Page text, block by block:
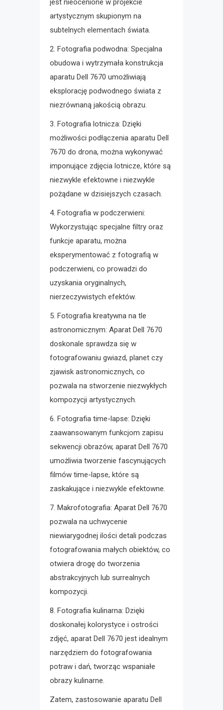
jest nieocenione w projekcie
artystycznym skupionym na
subtelnych elementach świata.
2. Fotografia podwodna: Specjalna
obudowa i wytrzymała konstrukcja
aparatu Dell 7670 umożliwiają
eksplorację podwodnego świata z
niezrównaną jakością obrazu.
3. Fotografia lotnicza: Dzięki
możliwości podłączenia aparatu Dell
7670 do drona, można wykonywać
imponujące zdjęcia lotnicze, które są
niezwykle efektowne i niezwykle
pożądane w dzisiejszych czasach.
4. Fotografia w podczerwieni:
Wykorzystując specjalne filtry oraz
funkcje aparatu, można
eksperymentować z fotografią w
podczerwieni, co prowadzi do
uzyskania oryginalnych,
nierzeczywistych efektów.
5. Fotografia kreatywna na tle
astronomicznym: Aparat Dell 7670
doskonale sprawdza się w
fotografowaniu gwiazd, planet czy
zjawisk astronomicznych, co
pozwala na stworzenie niezwykłych
kompozycji artystycznych.
6. Fotografia time-lapse: Dzięki
zaawansowanym funkcjom zapisu
sekwencji obrazów, aparat Dell 7670
umożliwia tworzenie fascynujących
filmów time-lapse, które są
zaskakujące i niezwykle efektowne.
7. Makrofotografia: Aparat Dell 7670
pozwala na uchwycenie
niewiarygodnej ilości detali podczas
fotografowania małych obiektów, co
otwiera drogę do tworzenia
abstrakcyjnych lub surrealnych
kompozycji.
8. Fotografia kulinarna: Dzięki
doskonałej kolorystyce i ostrości
zdjęć, aparat Dell 7670 jest idealnym
narzędziem do fotografowania
potraw i dań, tworząc wspaniałe
obrazy kulinarne.
Zatem, zastosowanie aparatu Dell